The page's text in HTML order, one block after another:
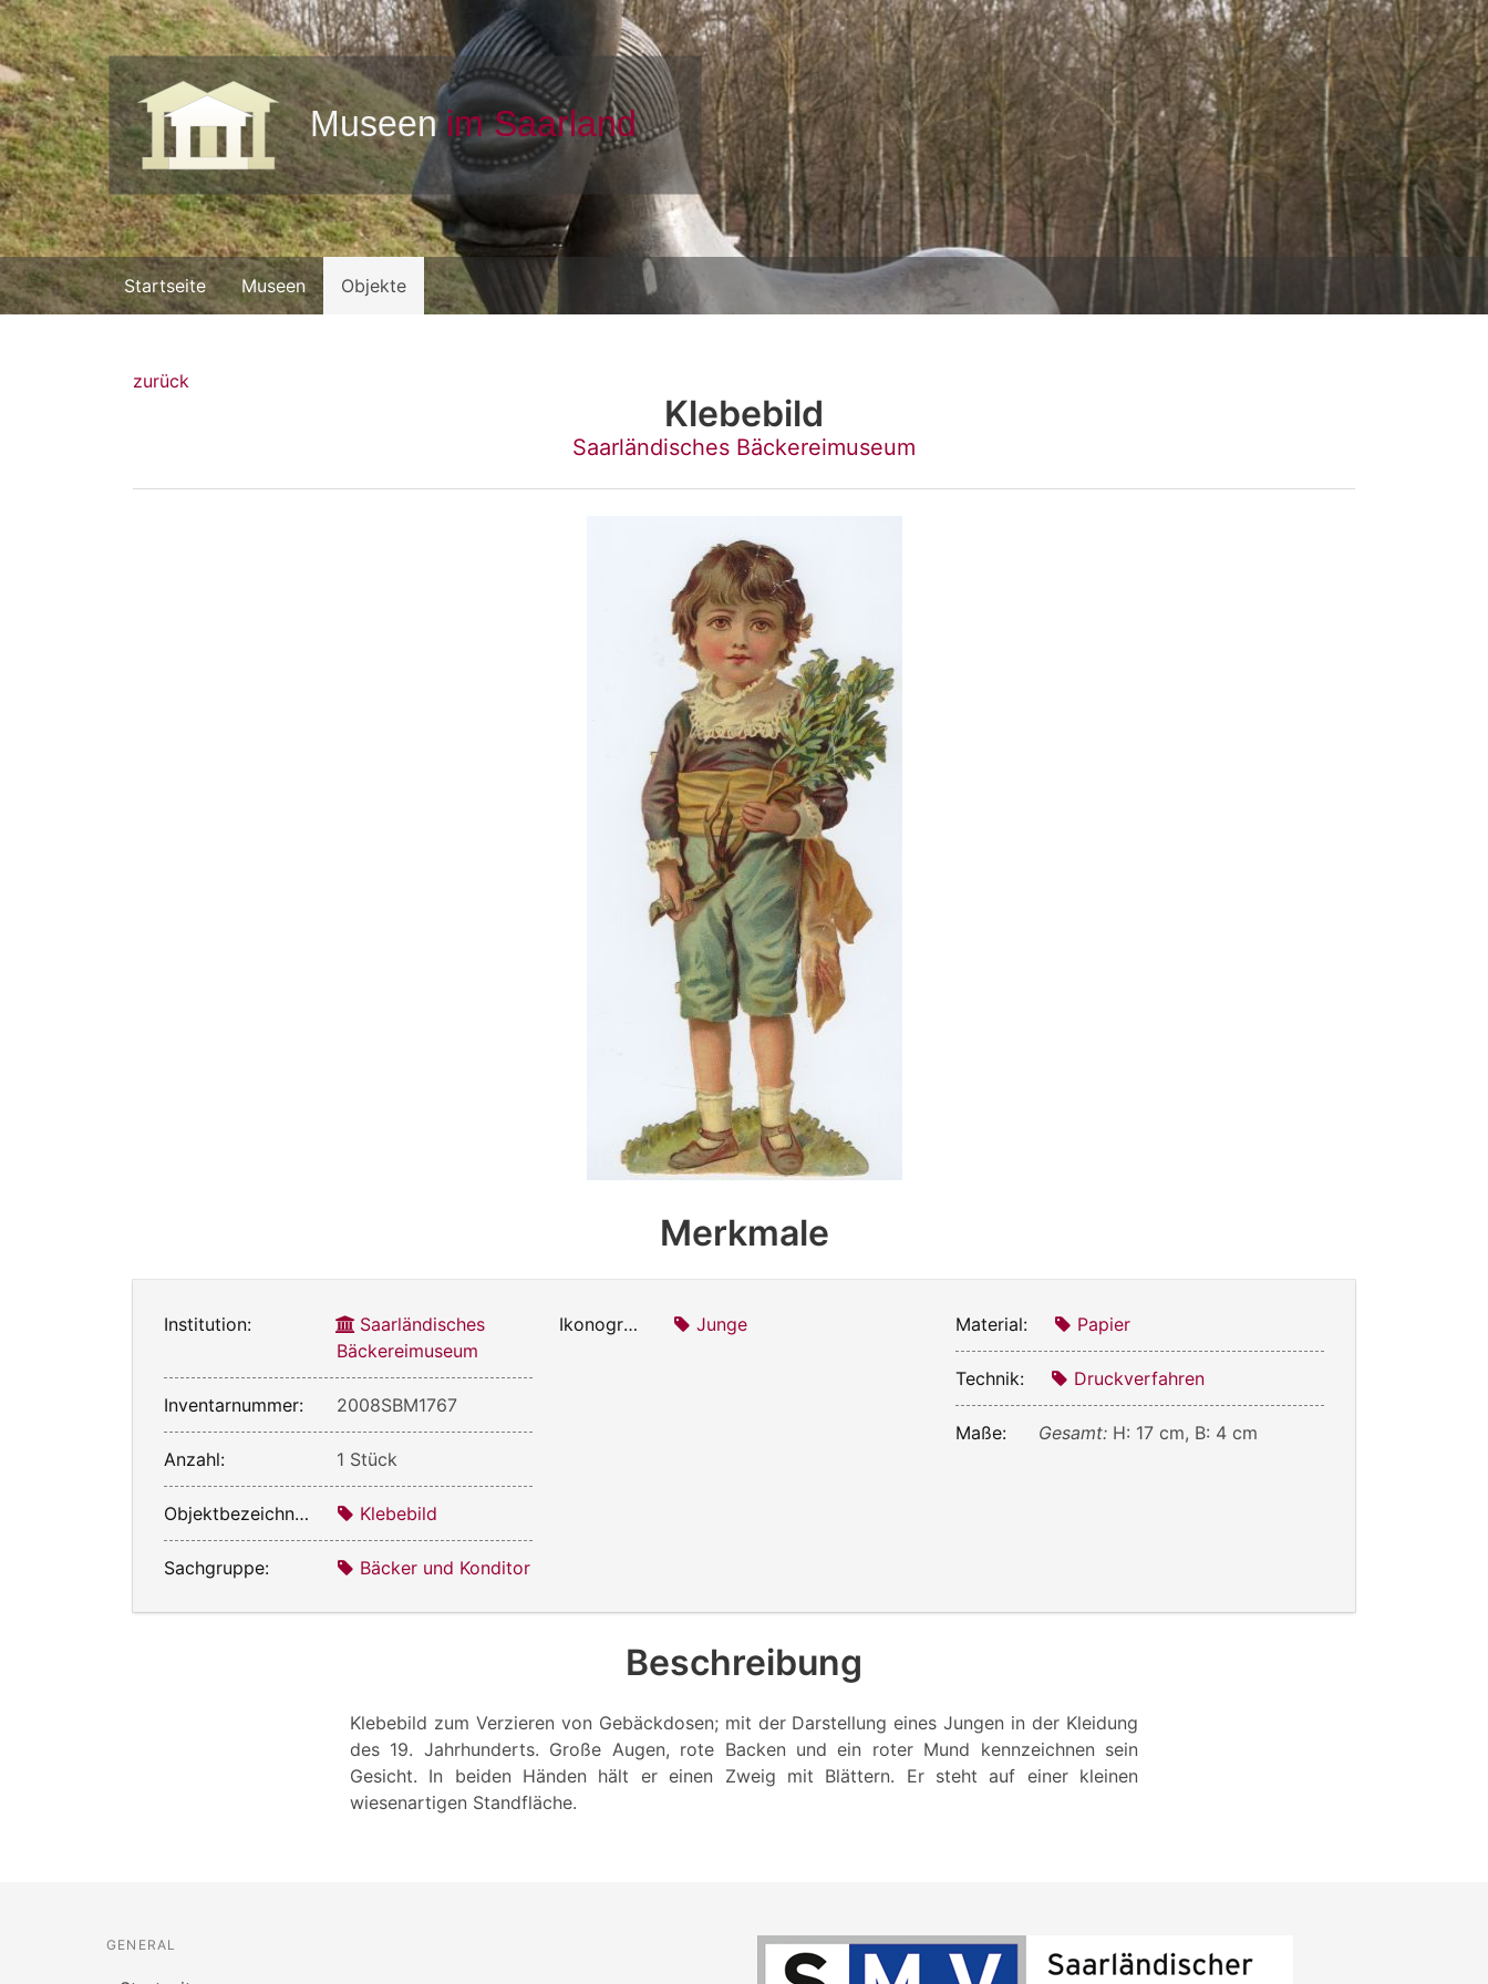
Startseite Museen Objekte
zurück
Klebebild
Saarländisches Bäckereimuseum
Merkmale
Institution:
Saarländisches
Bäckereimuseum
Inventarnummer: 2008SBM1767
Anzahl: 1 Stück
Objektbezeichnung: Klebebild
Sachgruppe: Bäcker und Konditor
Ikonografie: Junge Material: Papier
Technik: Druckverfahren
Maße: Gesamt: H: 17 cm, B: 4 cm
Beschreibung
Klebebild zum Verzieren von Gebäckdosen; mit der Darstellung eines Jungen in der Kleidung
des 19. Jahrhunderts. Große Augen, rote Backen und ein roter Mund kennzeichnen sein
Gesicht. In beiden Händen hält er einen Zweig mit Blättern. Er steht auf einer kleinen
wiesenartigen Standfläche.
GENERAL